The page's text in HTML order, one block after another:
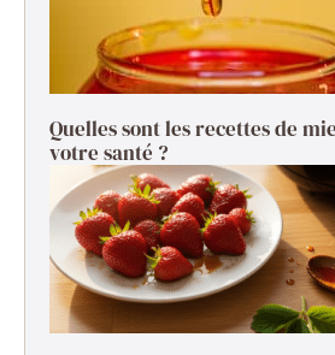
Quelles sont les recettes de
votre santé ?